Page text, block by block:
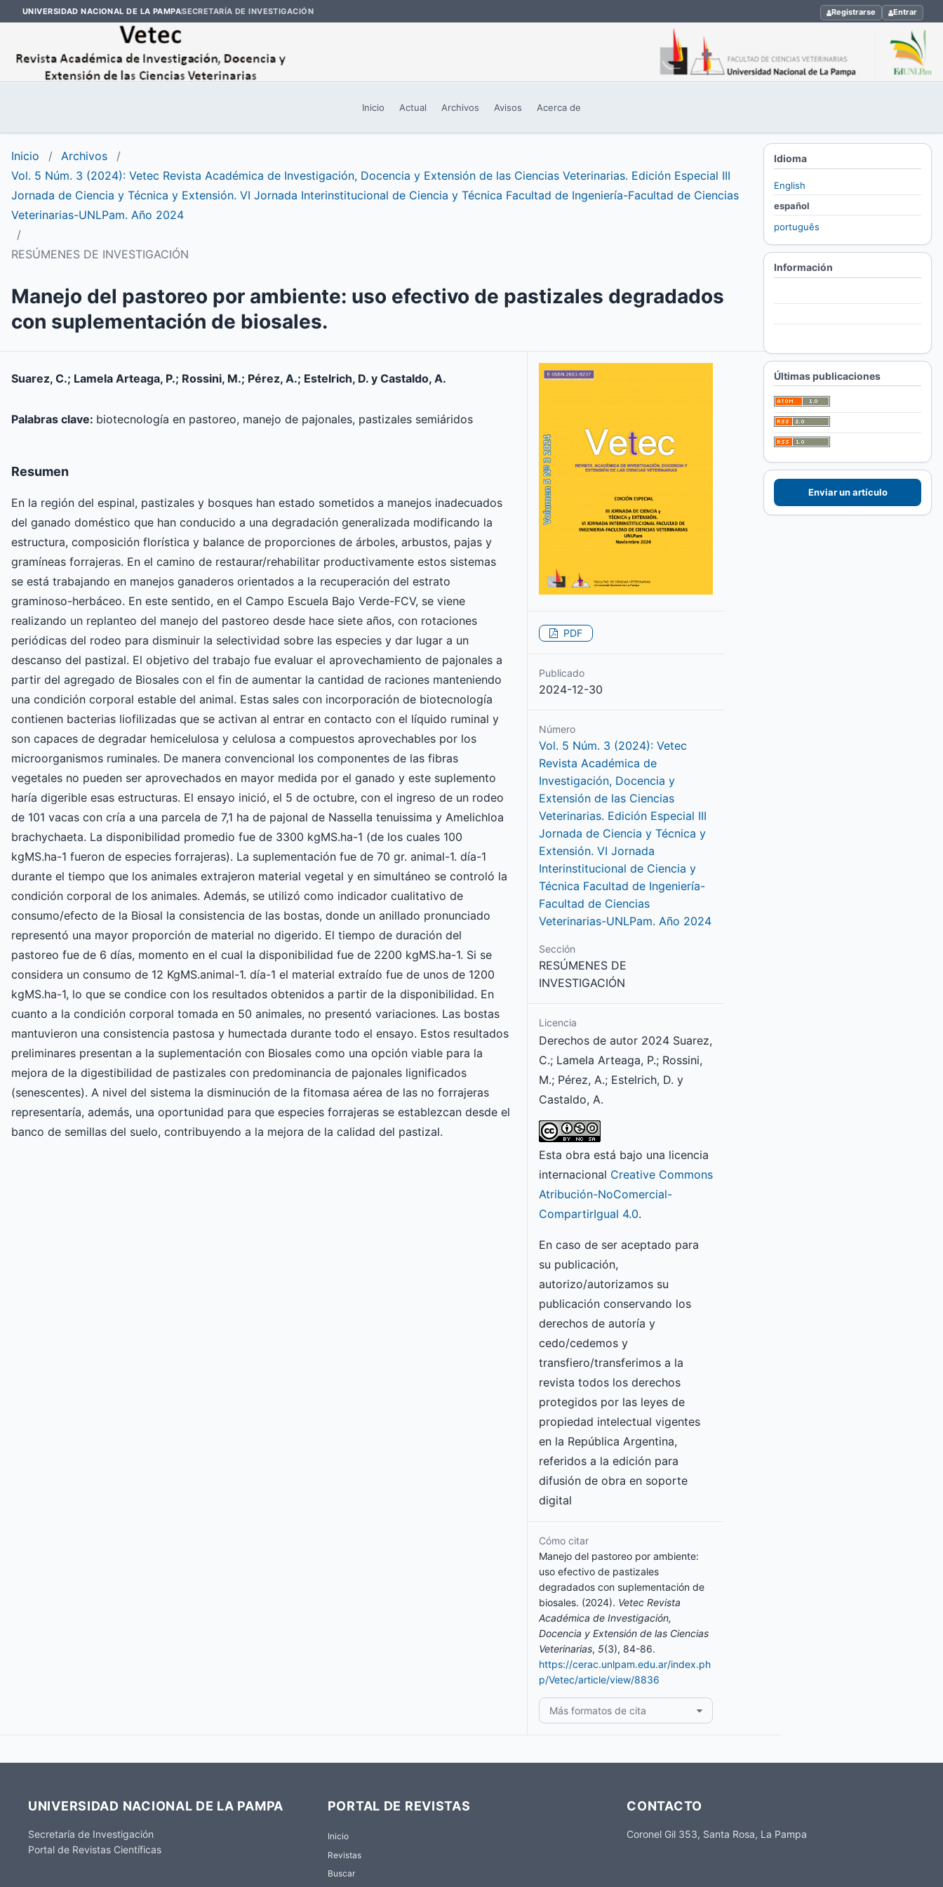
UNIVERSIDAD NACIONAL DE LA PAMPASECRETARÍA DE INVESTIGACIÓN Registrarse Entrar
Inicio Actual Archivos Avisos Acerca de
Inicio / Archivos
/
Vol. 5 Núm. 3 (2024): Vetec Revista Académica de Investigación, Docencia y Extensión de las Ciencias Veterinarias. Edición Especial III
Jornada de Ciencia y Técnica y Extensión. VI Jornada Interinstitucional de Ciencia y Técnica Facultad de Ingeniería-Facultad de Ciencias
Veterinarias-UNLPam. Año 2024
/
RESÚMENES DE INVESTIGACIÓN
Manejo del pastoreo por ambiente: uso efectivo de pastizales degradados
con suplementación de biosales.
Suarez, C.; Lamela Arteaga, P.; Rossini, M.; Pérez, A.; Estelrich, D. y Castaldo, A.
Palabras clave: biotecnología en pastoreo, manejo de pajonales, pastizales semiáridos
Resumen
En la región del espinal, pastizales y bosques han estado sometidos a manejos inadecuados
del ganado doméstico que han conducido a una degradación generalizada modificando la
estructura, composición florística y balance de proporciones de árboles, arbustos, pajas y
gramíneas forrajeras. En el camino de restaurar/rehabilitar productivamente estos sistemas
se está trabajando en manejos ganaderos orientados a la recuperación del estrato
graminoso-herbáceo. En este sentido, en el Campo Escuela Bajo Verde-FCV, se viene
realizando un replanteo del manejo del pastoreo desde hace siete años, con rotaciones
periódicas del rodeo para disminuir la selectividad sobre las especies y dar lugar a un
descanso del pastizal. El objetivo del trabajo fue evaluar el aprovechamiento de pajonales a
partir del agregado de Biosales con el fin de aumentar la cantidad de raciones manteniendo
una condición corporal estable del animal. Estas sales con incorporación de biotecnología
contienen bacterias liofilizadas que se activan al entrar en contacto con el líquido ruminal y
son capaces de degradar hemicelulosa y celulosa a compuestos aprovechables por los
microorganismos ruminales. De manera convencional los componentes de las fibras
vegetales no pueden ser aprovechados en mayor medida por el ganado y este suplemento
haría digerible esas estructuras. El ensayo inició, el 5 de octubre, con el ingreso de un rodeo
de 101 vacas con cría a una parcela de 7,1 ha de pajonal de Nassella tenuissima y Amelichloa
brachychaeta. La disponibilidad promedio fue de 3300 kgMS.ha-1 (de los cuales 100
kgMS.ha-1 fueron de especies forrajeras). La suplementación fue de 70 gr. animal-1. día-1
durante el tiempo que los animales extrajeron material vegetal y en simultáneo se controló la
condición corporal de los animales. Además, se utilizó como indicador cualitativo de
consumo/efecto de la Biosal la consistencia de las bostas, donde un anillado pronunciado
representó una mayor proporción de material no digerido. El tiempo de duración del
pastoreo fue de 6 días, momento en el cual la disponibilidad fue de 2200 kgMS.ha-1. Si se
considera un consumo de 12 KgMS.animal-1. día-1 el material extraído fue de unos de 1200
kgMS.ha-1, lo que se condice con los resultados obtenidos a partir de la disponibilidad. En
cuanto a la condición corporal tomada en 50 animales, no presentó variaciones. Las bostas
mantuvieron una consistencia pastosa y humectada durante todo el ensayo. Estos resultados
preliminares presentan a la suplementación con Biosales como una opción viable para la
mejora de la digestibilidad de pastizales con predominancia de pajonales lignificados
(senescentes). A nivel del sistema la disminución de la fitomasa aérea de las no forrajeras
representaría, además, una oportunidad para que especies forrajeras se establezcan desde el
banco de semillas del suelo, contribuyendo a la mejora de la calidad del pastizal.
PDF
Publicado
2024-12-30
Número
Vol. 5 Núm. 3 (2024): Vetec
Revista Académica de
Investigación, Docencia y
Extensión de las Ciencias
Veterinarias. Edición Especial III
Jornada de Ciencia y Técnica y
Extensión. VI Jornada
Interinstitucional de Ciencia y
Técnica Facultad de Ingeniería-
Facultad de Ciencias
Veterinarias-UNLPam. Año 2024
Sección
RESÚMENES DE
INVESTIGACIÓN
Licencia
Derechos de autor 2024 Suarez,
C.; Lamela Arteaga, P.; Rossini,
M.; Pérez, A.; Estelrich, D. y
Castaldo, A.
Esta obra está bajo una licencia
internacional Creative Commons
Atribución-NoComercial-
CompartirIgual 4.0.
En caso de ser aceptado para
su publicación,
autorizo/autorizamos su
publicación conservando los
derechos de autoría y
cedo/cedemos y
transfiero/transferimos a la
revista todos los derechos
protegidos por las leyes de
propiedad intelectual vigentes
en la República Argentina,
referidos a la edición para
difusión de obra en soporte
digital
Cómo citar
Manejo del pastoreo por ambiente:
uso efectivo de pastizales
degradados con suplementación de
biosales. (2024). Vetec Revista
Académica de Investigación,
Docencia y Extensión de las Ciencias
Veterinarias, 5(3), 84-86.
https://cerac.unlpam.edu.ar/index.ph
p/Vetec/article/view/8836
Más formatos de cita
Idioma
English
español
português
Información
Últimas publicaciones
Enviar un artículo
UNIVERSIDAD NACIONAL DE LA PAMPA
Secretaría de Investigación
Portal de Revistas Científicas
PORTAL DE REVISTAS
Inicio
Revistas
Buscar
CONTACTO
Coronel Gil 353, Santa Rosa, La Pampa